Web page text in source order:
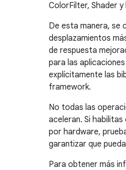
ColorFilter, Shader y
De esta manera, se
desplazamientos
de respuesta
para las
explícitamente las
framework.
No todas las
aceleran. Si
por hardware,
garantizar que
Para obtener más